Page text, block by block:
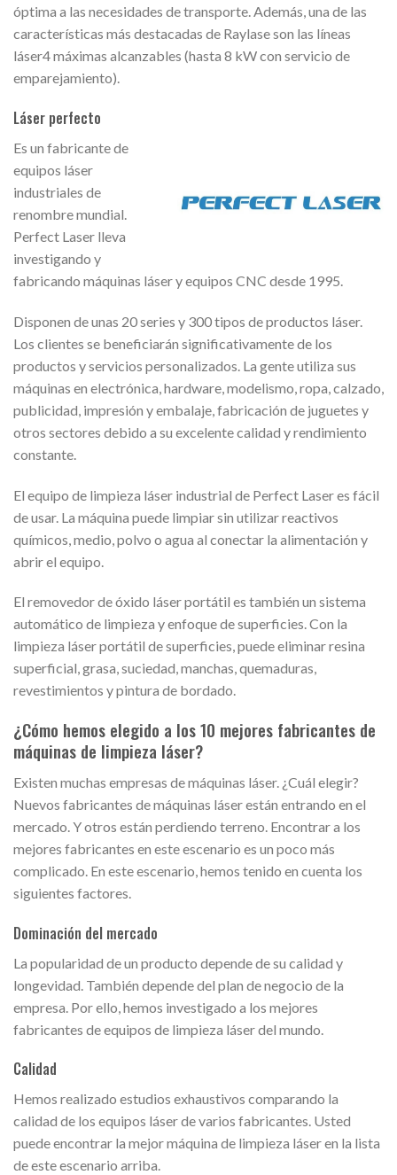
óptima a las necesidades de transporte. Además, una de las
características más destacadas de Raylase son las líneas
láser4 máximas alcanzables (hasta 8 kW con servicio de
emparejamiento).
Láser perfecto
Es un fabricante de
equipos láser
industriales de
renombre mundial.
Perfect Laser lleva
investigando y
fabricando máquinas láser y equipos CNC desde 1995.
Disponen de unas 20 series y 300 tipos de productos láser.
Los clientes se beneficiarán significativamente de los
productos y servicios personalizados. La gente utiliza sus
máquinas en electrónica, hardware, modelismo, ropa, calzado,
publicidad, impresión y embalaje, fabricación de juguetes y
otros sectores debido a su excelente calidad y rendimiento
constante.
El equipo de limpieza láser industrial de Perfect Laser es fácil
de usar. La máquina puede limpiar sin utilizar reactivos
químicos, medio, polvo o agua al conectar la alimentación y
abrir el equipo.
El removedor de óxido láser portátil es también un sistema
automático de limpieza y enfoque de superficies. Con la
limpieza láser portátil de superficies, puede eliminar resina
superficial, grasa, suciedad, manchas, quemaduras,
revestimientos y pintura de bordado.
¿Cómo hemos elegido a los 10 mejores fabricantes de
máquinas de limpieza láser?
Existen muchas empresas de máquinas láser. ¿Cuál elegir?
Nuevos fabricantes de máquinas láser están entrando en el
mercado. Y otros están perdiendo terreno. Encontrar a los
mejores fabricantes en este escenario es un poco más
complicado. En este escenario, hemos tenido en cuenta los
siguientes factores.
Dominación del mercado
La popularidad de un producto depende de su calidad y
longevidad. También depende del plan de negocio de la
empresa. Por ello, hemos investigado a los mejores
fabricantes de equipos de limpieza láser del mundo.
Calidad
Hemos realizado estudios exhaustivos comparando la
calidad de los equipos láser de varios fabricantes. Usted
puede encontrar la mejor máquina de limpieza láser en la lista
de este escenario arriba.